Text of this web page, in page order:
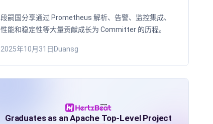
段嗣国分享通过 Prometheus 解析、告警、监控集成、
性能和稳定性等大量贡献成长为 Committer 的历程。
2025年10月31日 Duansg
Graduates as an Apache Top-Level Project